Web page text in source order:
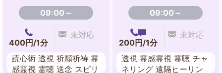
09:00～
400円/1分
未対応
読心術 透視 祈願祈祷 霊
感霊視 霊聴 送念 スピリ
09:00～
200円/1分
未対応
透視 霊感霊視 霊聴 チャ
ネリング 遠隔ヒーリン